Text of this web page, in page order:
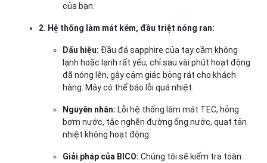
của bạn.
2. Hệ thống làm mát kém, đầu triệt nóng ran:
Dấu hiệu: Đầu đá sapphire của tay cầm không
lạnh hoặc lạnh rất yếu, chỉ sau vài phút hoạt động
đã nóng lên, gây cảm giác bỏng rát cho khách
hàng. Máy có thể báo lỗi quá nhiệt.
Nguyên nhân: Lỗi hệ thống làm mát TEC, hỏng
bơm nước, tắc nghẽn đường ống nước, quạt tản
nhiệt không hoạt động.
Giải pháp của BICO: Chúng tôi sẽ kiểm tra toàn